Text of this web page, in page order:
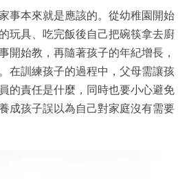
事本來就是應該的。從幼稚園開始
玩具、吃完飯後自己把碗筷拿去廚
開始教，再隨著孩子的年紀增長，
在訓練孩子的過程中，父母需讓孩
的責任是什麼，同時也要小心避免
成孩子誤以為自己對家庭沒有需要